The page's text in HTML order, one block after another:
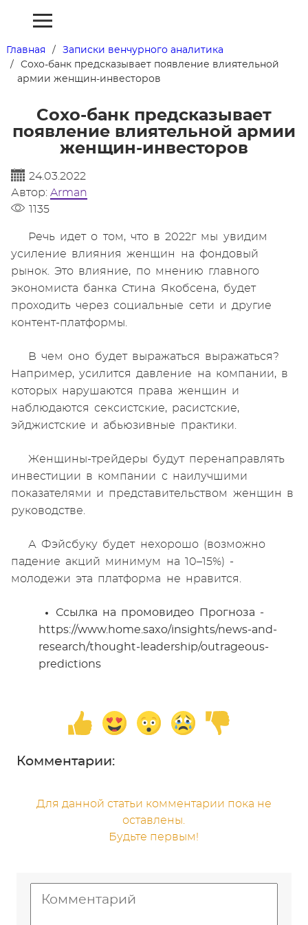
Главная
Записки венчурного аналитика
Cохо-банк предсказывает появление влиятельной
армии женщин-инвесторов
Cохо-банк предсказывает
появление влиятельной армии
женщин-инвесторов
24.03.2022
Автор: Arman
1135
Речь идет о том, что в 2022г мы увидим
усиление влияния женщин на фондовый
рынок. Это влияние, по мнению главного
экономиста банка Стина Якобсена, будет
проходить через социальные сети и другие
контент-платформы.
В чем оно будет выражаться выражаться?
Например, усилится давление на компании, в
которых нарушаются права женщин и
наблюдаются сексистские, расистские,
эйджистские и абьюзивные практики.
Женщины-трейдеры будут перенаправлять
инвестиции в компании с наилучшими
показателями и представительством женщин в
руководстве.
А Фэйсбуку будет нехорошо (возможно
падение акций минимум на 10–15%) -
молодежи эта платформа не нравится.
Ссылка на промовидео Прогноза -
https://www.home.saxo/insights/news-and-
research/thought-leadership/outrageous-
predictions
Комментарии:
Для данной статьи комментарии пока не
оставлены.
Будьте первым!